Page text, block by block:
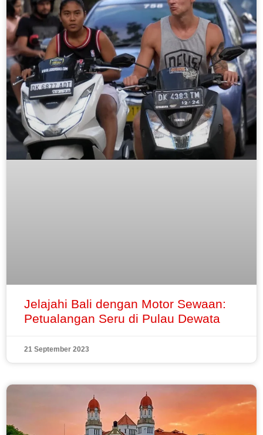
Jelajahi Bali dengan Motor Sewaan:
Petualangan Seru di Pulau Dewata
21 September 2023